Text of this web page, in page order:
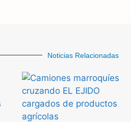
Noticias Relacionadas